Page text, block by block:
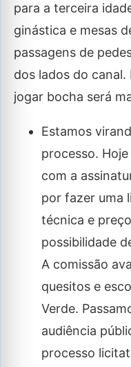
para a terceira
ginástica e mesas
passagens de
dos lados do canal.
jogar bocha será
Estamos
processo.
com a
por fazer uma
técnica e
possibilidade
A comissão
quesitos e
Verde.
audiência
processo